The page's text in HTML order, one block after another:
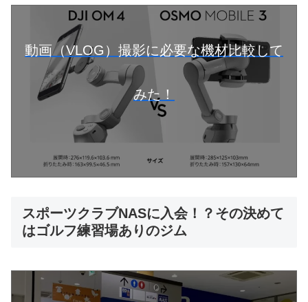
動画（VLOG）撮影に必要な機材比較して
みた！
スポーツクラブNASに入会！？その決めて
はゴルフ練習場ありのジム